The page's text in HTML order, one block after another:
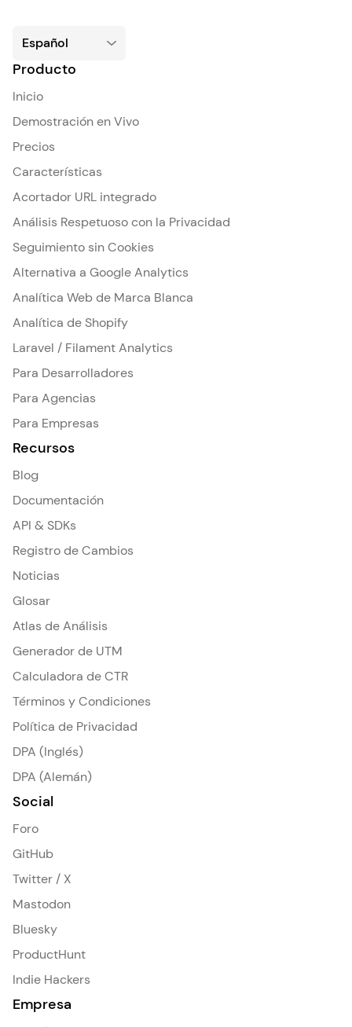
Producto
Inicio
Demostración en Vivo
Precios
Características
Acortador URL integrado
Análisis Respetuoso con la Privacidad
Seguimiento sin Cookies
Alternativa a Google Analytics
Analítica Web de Marca Blanca
Analítica de Shopify
Laravel / Filament Analytics
Para Desarrolladores
Para Agencias
Para Empresas
Recursos
Blog
Documentación
API & SDKs
Registro de Cambios
Noticias
Glosar
Atlas de Análisis
Generador de UTM
Calculadora de CTR
Términos y Condiciones
Política de Privacidad
DPA (Inglés)
DPA (Alemán)
Social
Foro
GitHub
Twitter / X
Mastodon
Bluesky
ProductHunt
Indie Hackers
Empresa